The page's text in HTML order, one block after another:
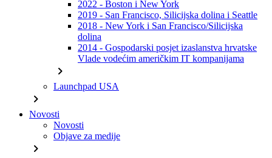
2022 - Boston i New York
2019 - San Francisco, Silicijska dolina i Seattle
2018 - New York i San Francisco/Silicijska
dolina
2014 - Gospodarski posjet izaslanstva hrvatske
Vlade vodećim američkim IT kompanijama
chevron_right
Launchpad USA
chevron_right
Novosti
Novosti
Objave za medije
chevron_right